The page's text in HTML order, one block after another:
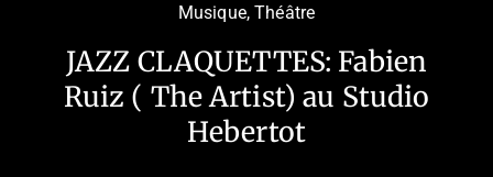
Musique,Théâtre
JAZZ CLAQUETTES: Fabien
Ruiz ( The Artist) au Studio
Hebertot